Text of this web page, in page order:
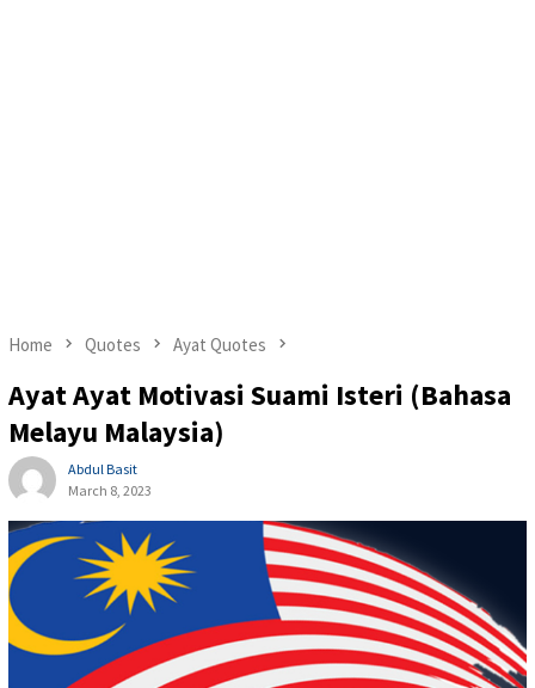
Home Quotes Ayat Quotes
Ayat Ayat Motivasi Suami Isteri (Bahasa
Melayu Malaysia)
Abdul Basit
March 8, 2023